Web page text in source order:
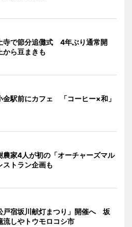
寺で節分追儺式 4年ぶり通常開
から豆まきも
金駅前にカフェ 「コーヒー×和」
農家4人が初の「オーチャーズマル
トラン企画も
戸宿坂川献灯まつり」開催へ 坂
流しやトウモロコシ市